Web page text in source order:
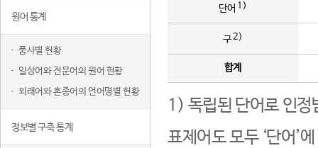
원어 통계
품사별 현황
일상어와 전문어의 원어 현황
외래어와 혼종어의 언어명별 현황
정보별 구축 통계
단어 1)
구2)
합계
1) 독립된 단어로 인정
표제어도 모두 ‘단어’